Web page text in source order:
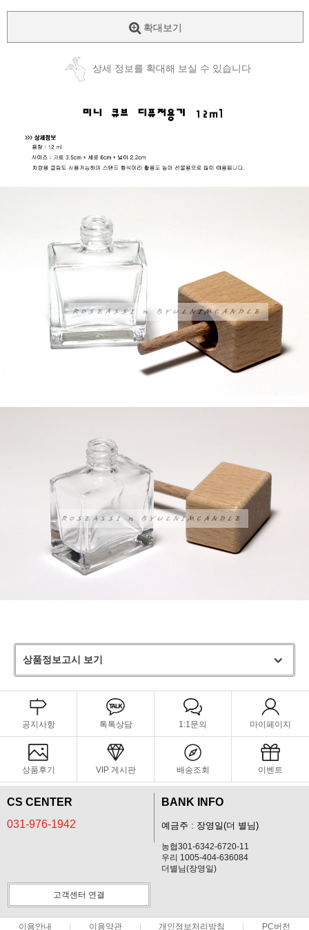
확대보기
상세 정보를 확대해 보실 수 있습니다
상품정보고시 보기
공지사항 톡톡상담 1:1문의 마이페이지
상품후기 VIP 게시판 배송조회 이벤트
CS CENTER
031-976-1942
BANK INFO
예금주 : 장영일(더 별님)
농협301-6342-6720-11
우리 1005-404-636084
더별님(장영일)
고객센터 연결
이용안내 이용약관 개인정보처리방침 PC버전